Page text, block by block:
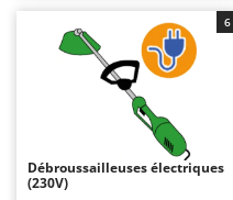
Bancs de scie pour le
Barbecues
Bennes pour tracteur
Brosses pour sols
Brouettes à moteur
Broyeurs à axe
Ardes
Attila
s'adaptant mieux aux travaux plus
intensifs, mais elles sont plus
lourdes. Des modèles de
différentes cylindrées sont
disponibles, des plus petits,
adaptés aux travaux de bricolage
qui nécessitent peu de puissance,
aux plus grands, pour les travaux
professionnels, même lourds. Il
est important d'effectuer un
entretien périodique du moteur à
combustion, comme le contrôle
Débroussailleuses électriques
(230V)
6